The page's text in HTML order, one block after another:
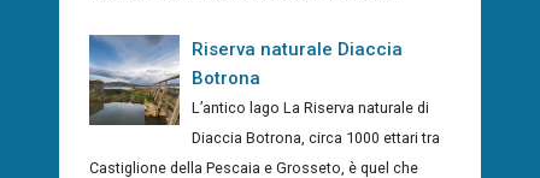
Riserva naturale Diaccia
Botrona
L’antico lago La Riserva naturale di
Diaccia Botrona, circa 1000 ettari tra
Castiglione della Pescaia e Grosseto, è quel che